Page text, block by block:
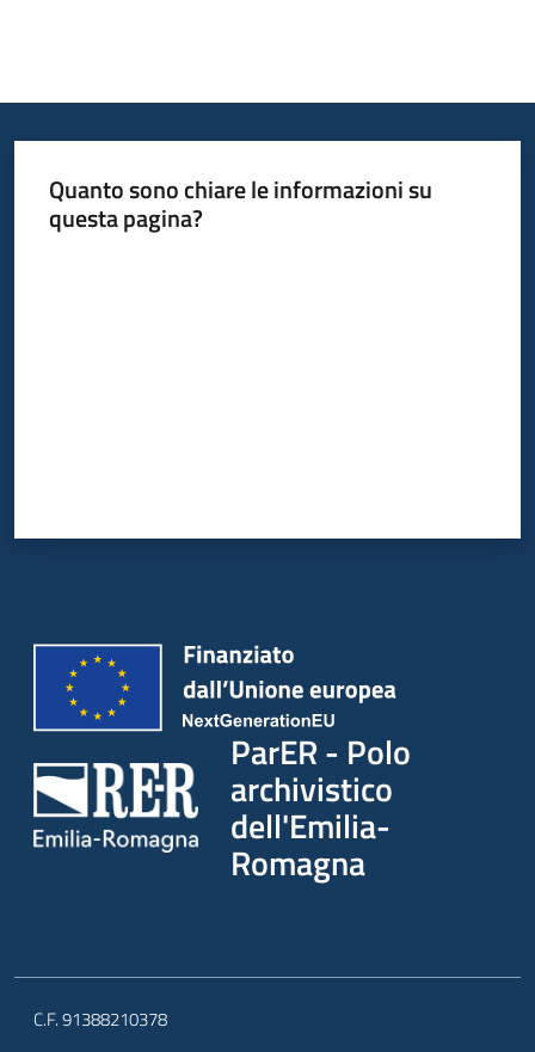
Quanto sono chiare le informazioni su
questa pagina?
ParER - Polo
archivistico
dell'Emilia-
Romagna
C.F. 91388210378